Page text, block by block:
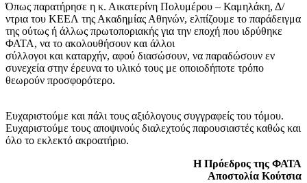
Όπως παρατήρησε η κ. Αικατερίνη Πολυμέρου – Καμηλάκη, Δ/
ντρια του ΚΕΕΛ της Ακαδημίας Αθηνών, ελπίζουμε το παράδειγμα
της ούτως ή άλλως πρωτοποριακής για την εποχή που ιδρύθηκε
ΦΑΤΑ, να το ακολουθήσουν και άλλοι
σύλλογοι και καταρχήν, αφού διασώσουν, να παραδώσουν εν
συνεχεία στην έρευνα το υλικό τους με οποιοδήποτε τρόπο
θεωρούν προσφορότερο.
Ευχαριστούμε και πάλι τους αξιόλογους συγγραφείς του τόμου.
Ευχαριστούμε τους αποψινούς διαλεχτούς παρουσιαστές καθώς και
όλο το εκλεκτό ακροατήριο.
Η Πρόεδρος της ΦΑΤΑ
Αποστολία Κούτσια